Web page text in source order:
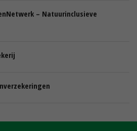
– Natuurinclusieve